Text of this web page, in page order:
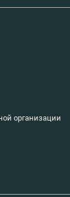
организации